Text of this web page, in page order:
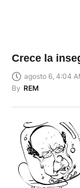
Crece la
agosto 6, 4:04
By REM